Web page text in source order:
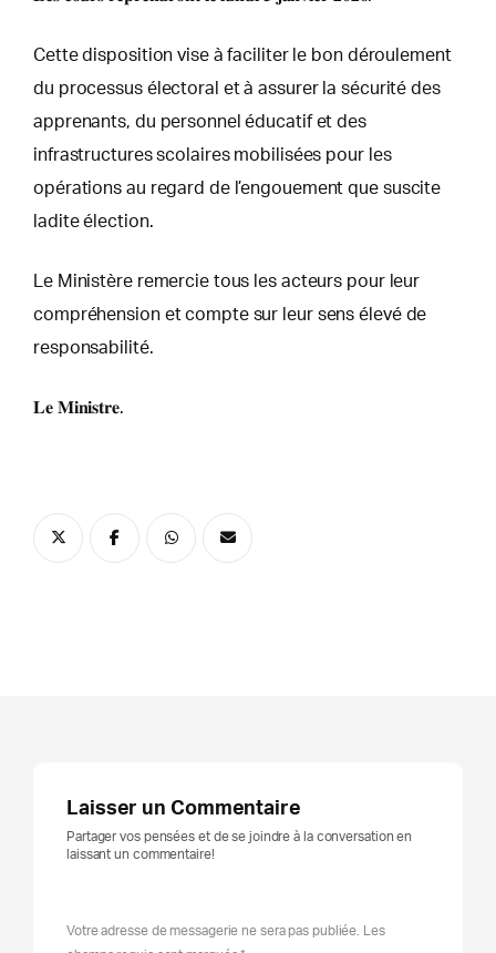
Cette disposition vise à faciliter le bon déroulement
du processus électoral et à assurer la sécurité des
apprenants, du personnel éducatif et des
infrastructures scolaires mobilisées pour les
opérations au regard de l’engouement que suscite
ladite élection.
Le Ministère remercie tous les acteurs pour leur
compréhension et compte sur leur sens élevé de
responsabilité.
𝐋𝐞 𝐌𝐢𝐧𝐢𝐬𝐭𝐫𝐞.
Laisser un Commentaire
Partager vos pensées et de se joindre à la conversation en
laissant un commentaire!
Votre adresse de messagerie ne sera pas publiée. Les